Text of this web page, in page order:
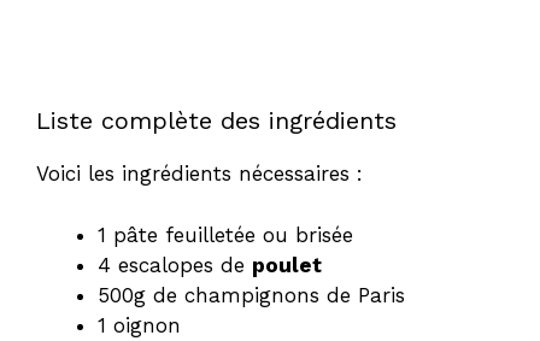
Liste complète des ingrédients
Voici les ingrédients nécessaires :
1 pâte feuilletée ou brisée
4 escalopes de poulet
500g de champignons de Paris
1 oignon